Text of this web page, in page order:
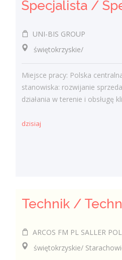
UNI-BIS GROUP
świętokrzyskie/
Miejsce pracy: Polska
stanowiska: rozwijanie
działania w terenie i obsługę
dzisiaj
ARCOS FM PL SALLER
świętokrzyskie/